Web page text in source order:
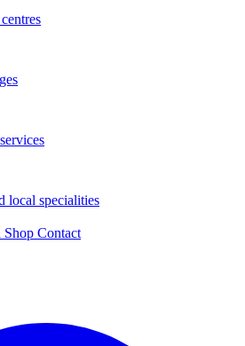
local specialities
Contact